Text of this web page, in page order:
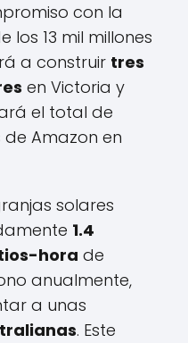
con la
los 13 mil millones
a construir tres
en Victoria y
el total de
Amazon en
solares
1.4
hora de
anualmente,
a unas
. Este